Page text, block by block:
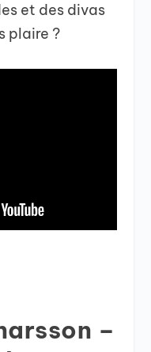
et des divas
plaire ?
–